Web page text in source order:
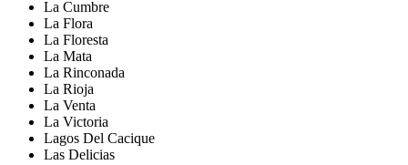
La Cumbre
La Flora
La Floresta
La Mata
La Rinconada
La Rioja
La Venta
La Victoria
Lagos Del Cacique
Las Delicias